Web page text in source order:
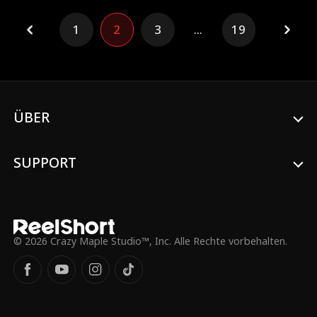
muss – und das alles, während er
weiterhin als Gärtner unerkannt bleibt.
1 2 3 ... 19
ÜBER
SUPPORT
© 2026 Crazy Maple Studio™, Inc. Alle Rechte vorbehalten.